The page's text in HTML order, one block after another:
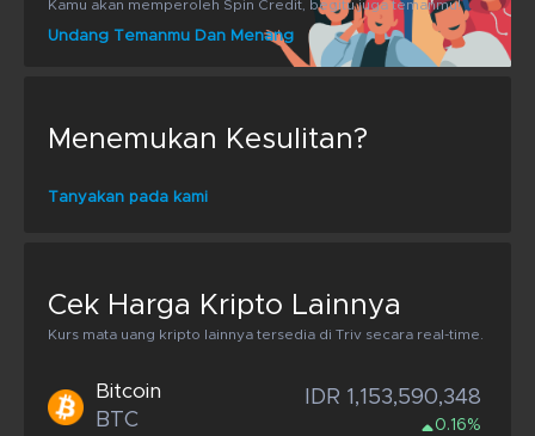
Kamu akan memperoleh Spin Credit, begitu juga temanmu!
Undang Temanmu Dan Menang
Menemukan Kesulitan?
Tanyakan pada kami
Cek Harga Kripto Lainnya
Kurs mata uang kripto lainnya tersedia di Triv secara real-time.
Bitcoin
BTC
IDR 1,153,590,348
0.16%